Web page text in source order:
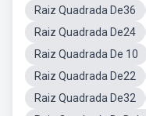
Raiz Quadrada De36
Raiz Quadrada De24
Raiz Quadrada De 10
Raiz Quadrada De22
Raiz Quadrada De32